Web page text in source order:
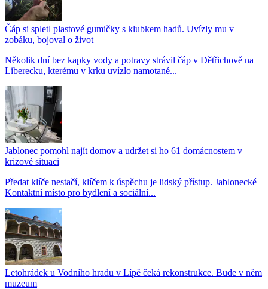
Čáp si spletl plastové gumičky s klubkem hadů. Uvízly mu v
zobáku, bojoval o život
Několik dní bez kapky vody a potravy strávil čáp v Dětřichově na
Liberecku, kterému v krku uvízlo namotané...
Jablonec pomohl najít domov a udržet si ho 61 domácnostem v
krizové situaci
Předat klíče nestačí, klíčem k úspěchu je lidský přístup. Jablonecké
Kontaktní místo pro bydlení a sociální...
Letohrádek u Vodního hradu v Lípě čeká rekonstrukce. Bude v něm
muzeum